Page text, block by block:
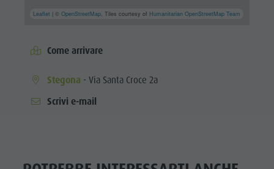
Leaflet | ©OpenStreetMap , Tiles courtesy of Humanitarian OpenStreetMap Team
Come arrivare
Stegona - Via Santa Croce 2a
Scrivi e-mail